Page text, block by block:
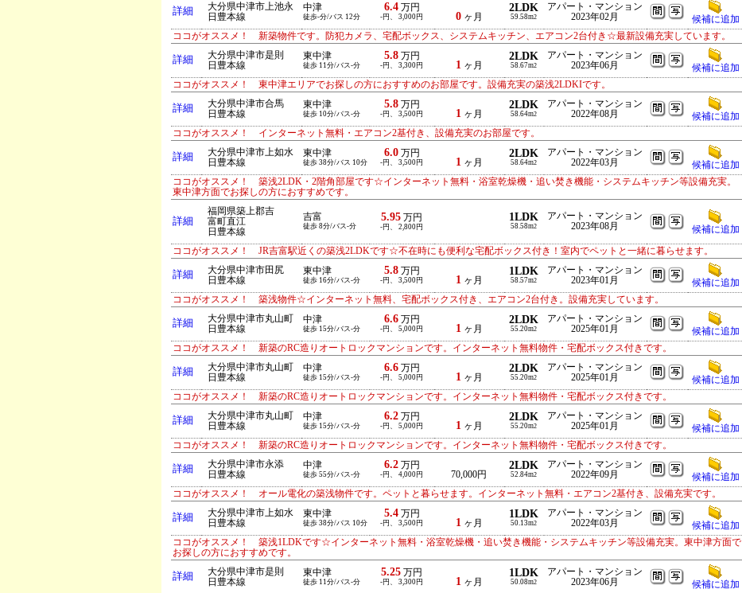
詳細
大分県中津市上池永
日豊本線
中津
徒歩-分/バス 12分
6.4万円
-円、 3,000円 0ヶ月
2LDK
59.58m2
アパート・マンション
2023年02月
候補に追加
ココがオススメ！ 新築物件です。防犯カメラ、宅配ボックス、システムキッチン、エアコン2台付き☆最新設備充実しています。
詳細
大分県中津市是則
日豊本線
東中津
徒歩 11分/バス-分
5.8万円
-円、 3,300円 1 ヶ月
2LDK
58.67m2
アパート・マンション
2023年06月
候補に追加
ココがオススメ！ 東中津エリアでお探しの方におすすめのお部屋です。設備充実の築浅2LDKIです。
詳細
大分県中津市合馬
日豊本線
東中津
徒歩 10分/バス-分
5.8万円
-円、 3,500円 1 ヶ月
2LDK
58.64m2
アパート・マンション
2022年08月
候補に追加
ココがオススメ！ インターネット無料・エアコン2基付き、設備充実のお部屋です。
詳細
大分県中津市上如水
日豊本線
東中津
徒歩 38分/バス 10分
6.0万円
-円、 3,500円 1 ヶ月
2LDK
58.64m2
アパート・マンション
2022年03月
候補に追加
ココがオススメ！ 築浅2LDK・2階角部屋です☆インターネット無料・浴室乾燥機・追い焚き機能・システムキッチン等設備充実。
東中津方面でお探しの方におすすめです。
詳細
福岡県築上郡吉
富町直江
日豊本線
吉富
徒歩 8分/バス-分
5.95 万円
-円、 2,800円
1LDK
58.58m2
アパート・マンション
2023年08月
候補に追加
ココがオススメ！ JR吉富駅近くの築浅2LDKです☆不在時にも便利な宅配ボックス付き！室内でペットと一緒に暮らせます。
詳細
大分県中津市田尻
日豊本線
東中津
徒歩 16分/バス-分
5.8万円
-円、 3,500円 1 ヶ月
1LDK
58.57m2
アパート・マンション
2023年01月
候補に追加
ココがオススメ！ 築浅物件☆インターネット無料、宅配ボックス付き、エアコン2台付き。設備充実しています。
詳細
大分県中津市丸山町
日豊本線
中津
徒歩 15分/バス-分
6.6万円
-円、 5,000円 1 ヶ月
2LDK
55.20m2
アパート・マンション
2025年01月
候補に追加
ココがオススメ！ 新築のRC造りオートロックマンションです。インターネット無料物件・宅配ボックス付きです。
詳細
大分県中津市丸山町
日豊本線
中津
徒歩 15分/バス-分
6.6万円
-円、 5,000円 1 ヶ月
2LDK
55.20m2
アパート・マンション
2025年01月
候補に追加
ココがオススメ！ 新築のRC造りオートロックマンションです。インターネット無料物件・宅配ボックス付きです。
詳細
大分県中津市丸山町
日豊本線
中津
徒歩 15分/バス-分
6.2万円
-円、 5,000円 1 ヶ月
2LDK
55.20m2
アパート・マンション
2025年01月
候補に追加
ココがオススメ！ 新築のRC造りオートロックマンションです。インターネット無料物件・宅配ボックス付きです。
詳細
大分県中津市永添
日豊本線
中津
徒歩 55分/バス-分
6.2万円
-円、 4,000円 70,000円
2LDK
52.84m2
アパート・マンション
2022年09月
候補に追加
ココがオススメ！ オール電化の築浅物件です。ペットと暮らせます。インターネット無料・エアコン2基付き、設備充実です。
詳細
大分県中津市上如水
日豊本線
東中津
徒歩 38分/バス 10分
5.4万円
-円、 3,500円 1 ヶ月
1LDK
50.13m2
アパート・マンション
2022年03月
候補に追加
ココがオススメ！ 築浅1LDKです☆インターネット無料・浴室乾燥機・追い焚き機能・システムキッチン等設備充実。東中津方面で
お探しの方におすすめです。
詳細
大分県中津市是則
日豊本線
東中津
徒歩 11分/バス-分
5.25 万円
-円、 3,300円 1 ヶ月
1LDK
50.08m2
アパート・マンション
2023年06月
候補に追加